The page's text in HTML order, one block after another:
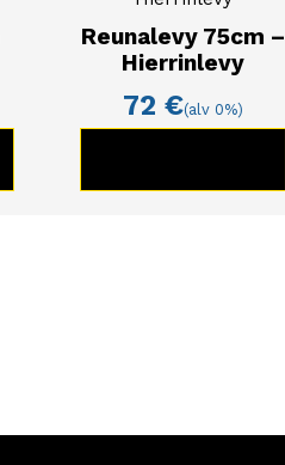
Reunalevy 75cm –
Hierrinlevy
72€(alv 0%)